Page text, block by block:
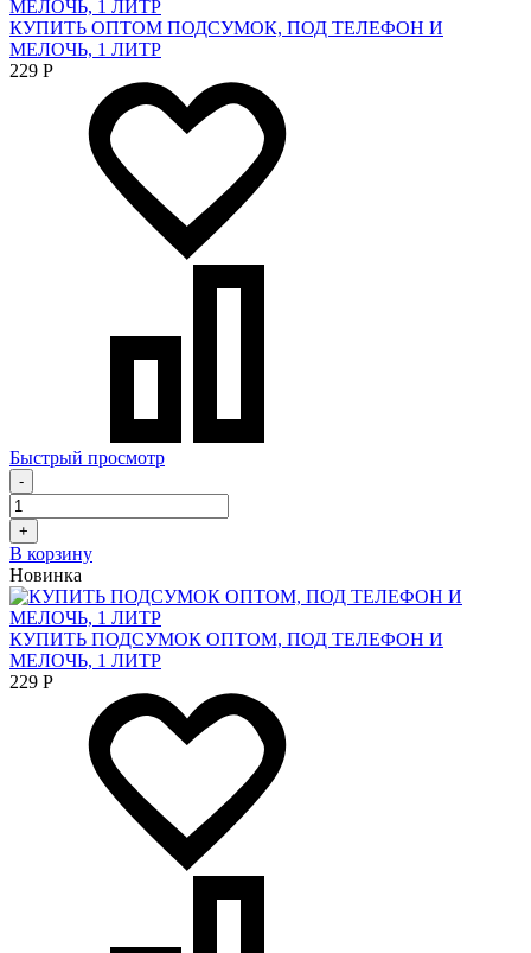
КУПИТЬ ОПТОМ ПОДСУМОК, ПОД ТЕЛЕФОН И
МЕЛОЧЬ, 1 ЛИТР
229 Р
Быстрый просмотр
-
+
В корзину
Новинка
КУПИТЬ ПОДСУМОК ОПТОМ, ПОД ТЕЛЕФОН И
МЕЛОЧЬ, 1 ЛИТР
229 Р